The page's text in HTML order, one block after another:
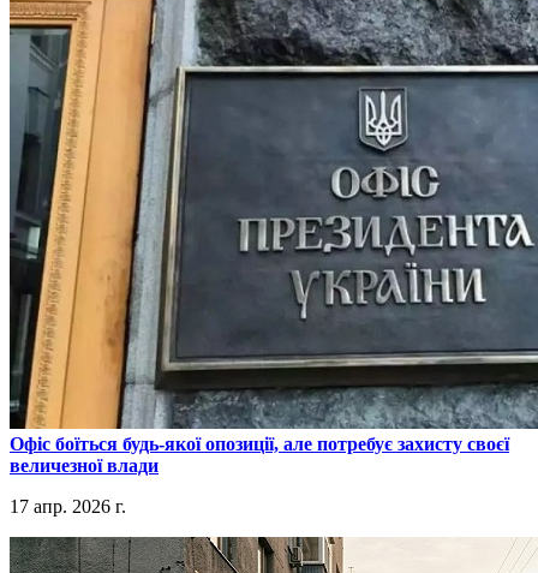
​Офіс боїться будь-якої опозиції, але потребує захисту своєї
величезної влади
17 апр. 2026 г.